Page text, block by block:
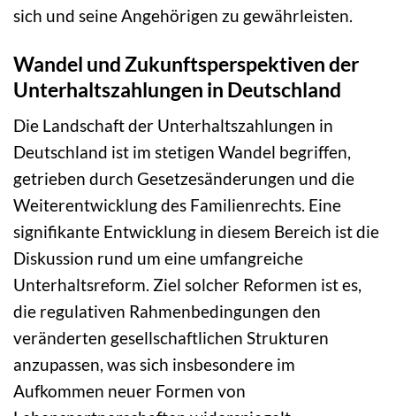
sich und seine Angehörigen zu gewährleisten.
Wandel und Zukunftsperspektiven der
Unterhaltszahlungen in Deutschland
Die Landschaft der Unterhaltszahlungen in
Deutschland ist im stetigen Wandel begriffen,
getrieben durch Gesetzesänderungen und die
Weiterentwicklung des Familienrechts. Eine
signifikante Entwicklung in diesem Bereich ist die
Diskussion rund um eine umfangreiche
Unterhaltsreform. Ziel solcher Reformen ist es,
die regulativen Rahmenbedingungen den
veränderten gesellschaftlichen Strukturen
anzupassen, was sich insbesondere im
Aufkommen neuer Formen von